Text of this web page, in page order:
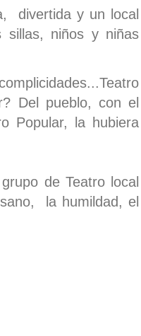
divertida y un local
sillas, niños y niñas
Del pueblo, con el
Popular, la hubiera
de Teatro local
la humildad, el